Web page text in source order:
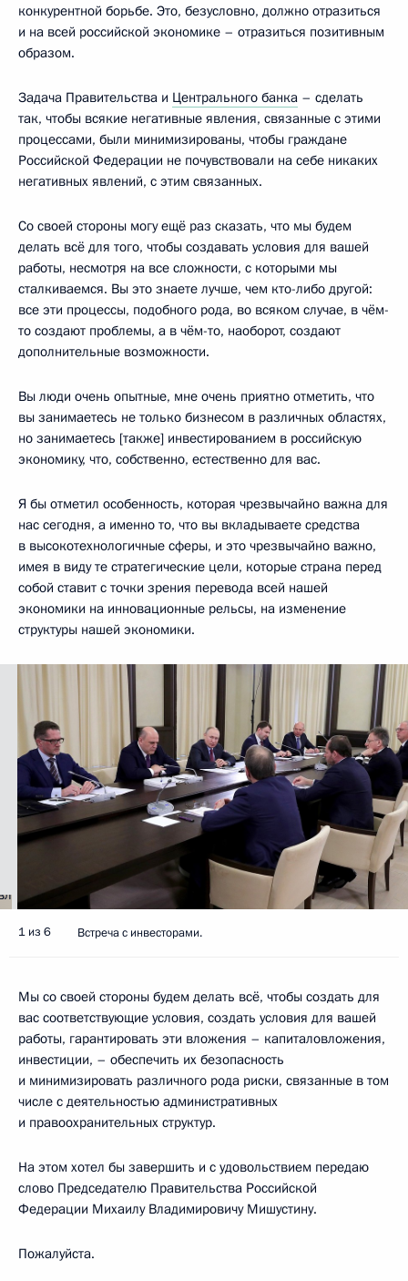
конкурентной борьбе. Это, безусловно, должно отразиться
и на всей российской экономике – отразиться позитивным
образом.
Задача Правительства и Центрального банка – сделать
так, чтобы всякие негативные явления, связанные с этими
процессами, были минимизированы, чтобы граждане
Российской Федерации не почувствовали на себе никаких
негативных явлений, с этим связанных.
Со своей стороны могу ещё раз сказать, что мы будем
делать всё для того, чтобы создавать условия для вашей
работы, несмотря на все сложности, с которыми мы
сталкиваемся. Вы это знаете лучше, чем кто-либо другой:
все эти процессы, подобного рода, во всяком случае, в чём-
то создают проблемы, а в чём-то, наоборот, создают
дополнительные возможности.
Вы люди очень опытные, мне очень приятно отметить, что
вы занимаетесь не только бизнесом в различных областях,
но занимаетесь [также] инвестированием в российскую
экономику, что, собственно, естественно для вас.
Я бы отметил особенность, которая чрезвычайно важна для
нас сегодня, а именно то, что вы вкладываете средства
в высокотехнологичные сферы, и это чрезвычайно важно,
имея в виду те стратегические цели, которые страна перед
собой ставит с точки зрения перевода всей нашей
экономики на инновационные рельсы, на изменение
структуры нашей экономики.
1 из 6 Встреча с инвесторами.
Мы со своей стороны будем делать всё, чтобы создать для
вас соответствующие условия, создать условия для вашей
работы, гарантировать эти вложения – капиталовложения,
инвестиции, – обеспечить их безопасность
и минимизировать различного рода риски, связанные в том
числе с деятельностью административных
и правоохранительных структур.
На этом хотел бы завершить и с удовольствием передаю
слово Председателю Правительства Российской
Федерации Михаилу Владимировичу Мишустину.
Пожалуйста.